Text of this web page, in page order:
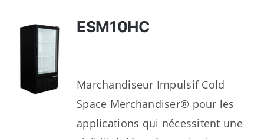
ESM10HC
Marchandiseur Impulsif Cold
Space Merchandiser® pour les
applications qui nécessitent une